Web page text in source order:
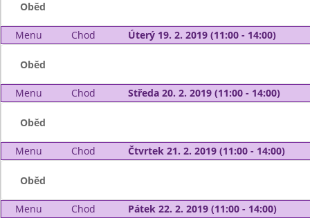
Oběd
Menu Chod Úterý 19. 2. 2019 (11:00 - 14:00)
Oběd
Menu Chod Středa 20. 2. 2019 (11:00 - 14:00)
Oběd
Menu Chod Čtvrtek 21. 2. 2019 (11:00 - 14:00)
Oběd
Menu Chod Pátek 22. 2. 2019 (11:00 - 14:00)